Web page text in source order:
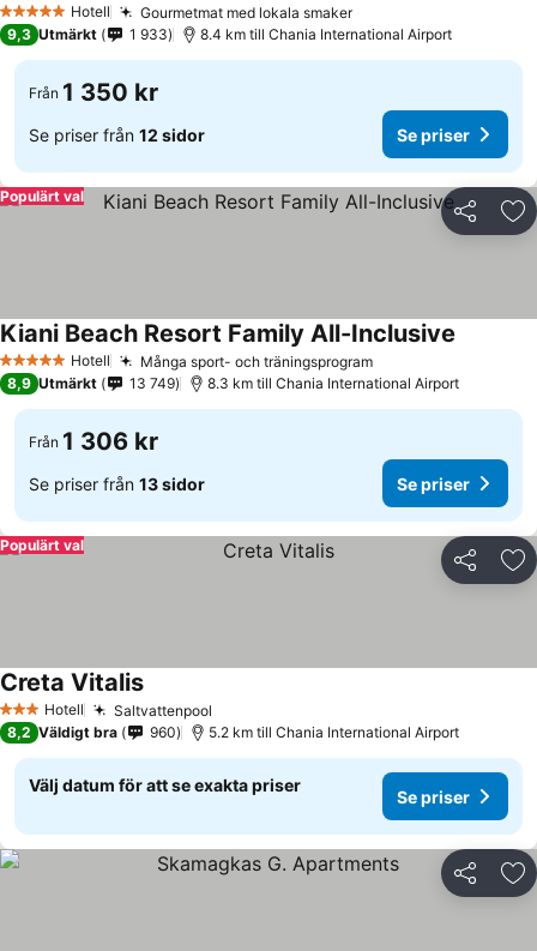
5 Stjärnor Hotell Gourmetmat med lokala smaker
9,3 Utmärkt 1 933 8.4 km till Chania International Airport
Från 1 350 kr
Se priser från 12 sidor Se priser
Dela
Populärt val
5 Stjärnor Hotell Många sport- och träningsprogram
Kiani Beach Resort Family All-Inclusive
8,9 Utmärkt 13 749 8.3 km till Chania International Airport
Från 1 306 kr
Se priser från 13 sidor Se priser
Dela
Populärt val
3 StjärnorHotell Saltvattenpool
Creta Vitalis
8,2 Väldigt bra 960 5.2 km till Chania International Airport
Välj datum för att se exakta priser
Se priser
Dela